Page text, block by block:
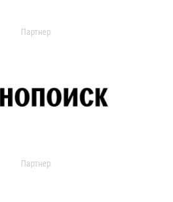
Партнер
Партнер